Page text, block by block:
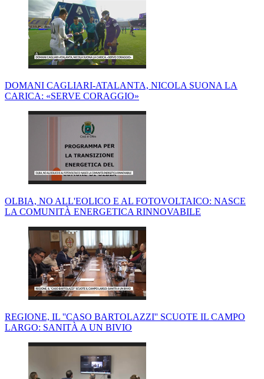
DOMANI CAGLIARI-ATALANTA, NICOLA SUONA LA
CARICA: «SERVE CORAGGIO»
OLBIA, NO ALL'EOLICO E AL FOTOVOLTAICO: NASCE
LA COMUNITÀ ENERGETICA RINNOVABILE
REGIONE, IL ''CASO BARTOLAZZI'' SCUOTE IL CAMPO
LARGO: SANITÀ A UN BIVIO